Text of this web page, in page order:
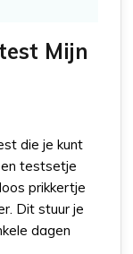
Mijn
die je kunt
testsetje
prikkertje
Dit stuur je
dagen